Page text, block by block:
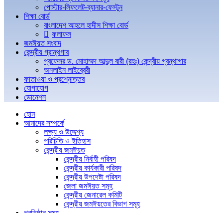
পোস্টার-লিফলেট-ব্যানার-ফেস্টুন
শিক্ষা বোর্ড
বাংলাদেশ আহলে হাদীস শিক্ষা বোর্ড
ফলাফল
জমঈয়ত সংবাদ
কেন্দ্রীয় গ্রান্থগার
প্রফেসর ড. মোহাম্মদ আব্দুল বারী (রহঃ) কেন্দ্রীয় গ্রন্থাগার
অনলাইন লাইব্রেরী
ফাতাওয়া ও প্রশ্নোত্তর
যোগাযোগ
ডোনেশন
হোম
আমাদের সম্পর্কে
লক্ষ্য ও উদ্দেশ্য
পরিচিতি ও ইতিহাস
কেন্দ্রীয় জমঈয়ত
কেন্দ্রীয় নির্বাহী পরিষদ
কেন্দ্রীয় কার্যকারী পরিষদ
কেন্দ্রীয় উপদেষ্টা পরিষদ
জেলা জমঈয়ত সমূহ
কেন্দ্রীয় জেনারেল কমিটি
কেন্দ্রীয় জমঈয়তের বিভাগ সমূহ